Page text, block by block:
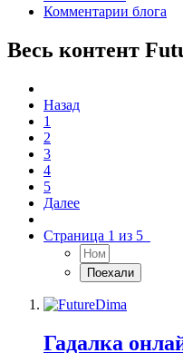
Комментарии блога
Весь контент
Назад
1
2
3
4
5
Далее
Страница 1 из 5
Гадалка